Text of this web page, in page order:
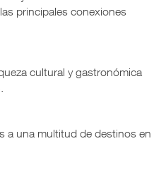
principales conexiones
cultural y gastronómica
a una multitud de destinos en